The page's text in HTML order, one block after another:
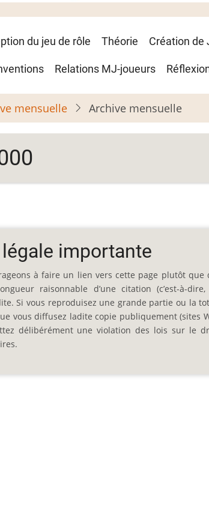
du jeu de rôle Théorie Création de
Relations MJ-joueurs
mensuelle Archive mensuelle
importante
à faire un lien vers cette page plutôt
raisonnable d’une citation (c’est-à-
Si vous reproduisez une grande partie ou la
vous diffusez ladite copie publiquement (sites
délibérément une violation des lois sur le